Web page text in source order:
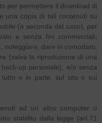
per permettere il download di
una copia di tali contenuti su
(a seconda del caso), per
e senza fini commerciali,
noleggiare, dare in comodato,
(salva la riproduzione di una
up personale), e/o senza
tutto o in parte, sul sito o sui
ad un altro computer o
stabilito dalla legge (art.71